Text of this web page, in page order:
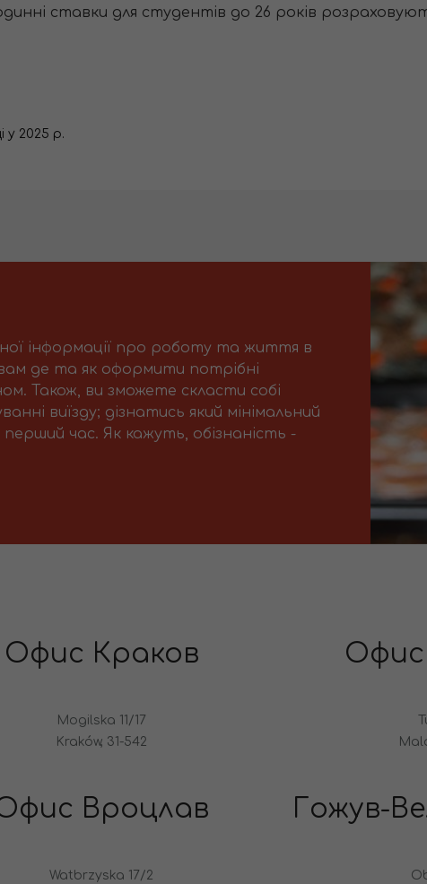
ставки для студентів до 26 років
у 2025 р.
інформації про роботу та життя в
де та як оформити потрібні
Також, ви зможете скласти собі
виїзду; дізнатись який мінімальний
час. Як кажуть, обізнаність -
Офис Краков
Mogilska 11/17
Kraków, 31-542
Офис
Вроцлав
Watbrzyska 17/2
Гожув-